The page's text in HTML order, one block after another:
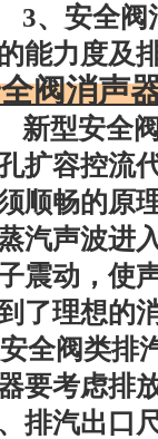
、 安全阀
能力度及
阀消声
型安全
扩容控流
顺畅的原
汽声波进
震动，使
了理想的
安全阀类排
要考虑排
排汽出口